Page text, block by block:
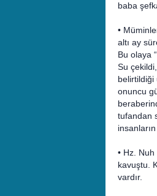
baba
•
altı ay
Bu olaya
Su
belirtildiği
onuncu
tufandan
• Hz.
kavuştu.
vardır.